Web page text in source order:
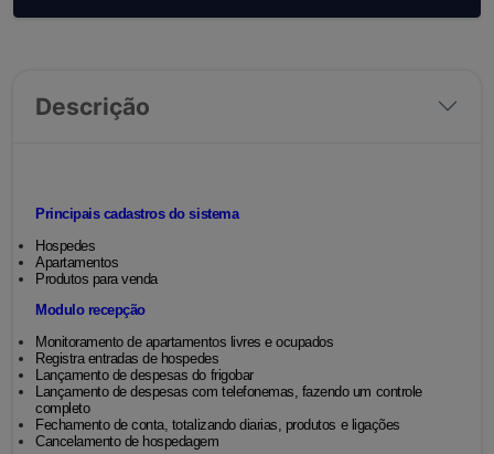
Descrição
Principais cadastros do sistema
Hospedes
Apartamentos
Produtos para venda
Modulo recepção
Monitoramento de apartamentos livres e ocupados
Registra entradas de hospedes
Lançamento de despesas do frigobar
Lançamento de despesas com telefonemas, fazendo um controle
completo
Fechamento de conta, totalizando diarias, produtos e ligações
Cancelamento de hospedagem